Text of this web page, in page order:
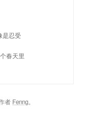
是忍受
春天里
者 Fenng。